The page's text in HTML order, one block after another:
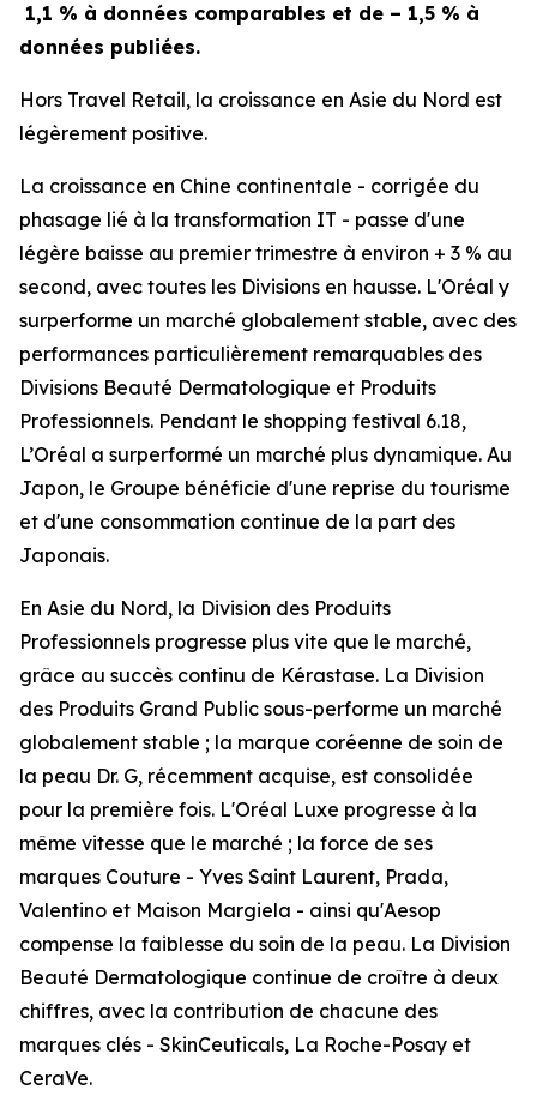
1,1 % à données comparables et de – 1,5 % à
données publiées.
Hors Travel Retail, la croissance en Asie du Nord est
légèrement positive.
La croissance en Chine continentale - corrigée du
phasage lié à la transformation IT - passe d'une
légère baisse au premier trimestre à environ + 3 % au
second, avec toutes les Divisions en hausse. L'Oréal y
surperforme un marché globalement stable, avec des
performances particulièrement remarquables des
Divisions Beauté Dermatologique et Produits
Professionnels. Pendant le shopping festival 6.18,
L’Oréal a surperformé un marché plus dynamique. Au
Japon, le Groupe bénéficie d'une reprise du tourisme
et d'une consommation continue de la part des
Japonais.
En Asie du Nord, la Division des Produits
Professionnels progresse plus vite que le marché,
grâce au succès continu de Kérastase. La Division
des Produits Grand Public sous-performe un marché
globalement stable ; la marque coréenne de soin de
la peau Dr. G, récemment acquise, est consolidée
pour la première fois. L'Oréal Luxe progresse à la
même vitesse que le marché ; la force de ses
marques Couture - Yves Saint Laurent, Prada,
Valentino et Maison Margiela - ainsi qu'Aesop
compense la faiblesse du soin de la peau. La Division
Beauté Dermatologique continue de croître à deux
chiffres, avec la contribution de chacune des
marques clés - SkinCeuticals, La Roche-Posay et
CeraVe.